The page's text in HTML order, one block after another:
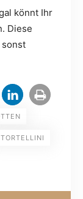
könnt Ihr
Diese
sonst
TORTELLINI